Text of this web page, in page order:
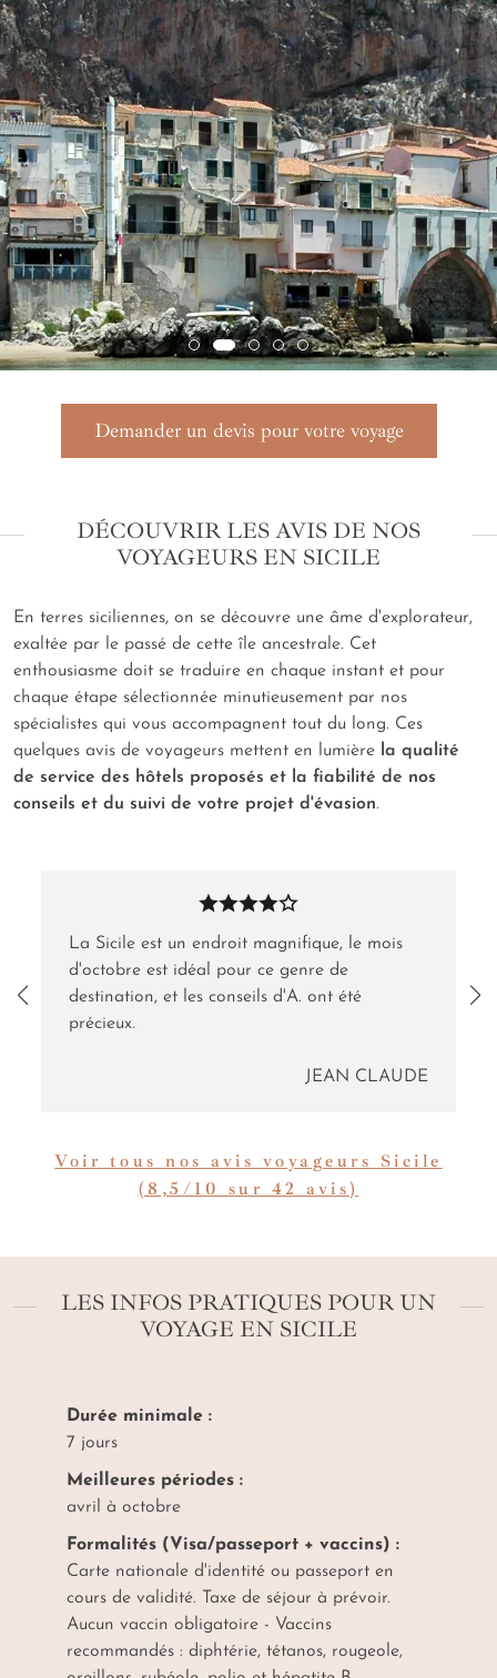
Demander un devis pour votre voyage
DÉCOUVRIR LES AVIS DE NOS
VOYAGEURS EN SICILE
En terres siciliennes, on se découvre une âme d'explorateur,
exaltée par le passé de cette île ancestrale. Cet
enthousiasme doit se traduire en chaque instant et pour
chaque étape sélectionnée minutieusement par nos
spécialistes qui vous accompagnent tout du long. Ces
quelques avis de voyageurs mettent en lumière la qualité
de service des hôtels proposés et la fiabilité de nos
conseils et du suivi de votre projet d'évasion.
La Sicile est un endroit magnifique, le mois
d'octobre est idéal pour ce genre de
destination, et les conseils d'A. ont été
précieux.
JEAN CLAUDE
Voir tous nos avis voyageurs Sicile
(8,5/10 sur 42 avis)
LES INFOS PRATIQUES POUR UN
VOYAGE EN SICILE
Durée minimale :
7 jours
Meilleures périodes :
avril à octobre
Formalités (Visa/passeport + vaccins) :
Carte nationale d'identité ou passeport en
cours de validité. Taxe de séjour à prévoir.
Aucun vaccin obligatoire - Vaccins
recommandés : diphtérie, tétanos, rougeole,